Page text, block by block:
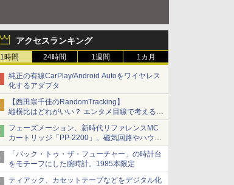
アクセスランキング
1時間 24時間 1週間 1カ月
純正の有線CarPlay/Android Autoをワイヤレス
化するアダプタ
【西田宗千佳のRandomTracking】
縦横比はどれがいい？ エンタメ目線で考える、
サムスン新「Galaxy Z Fold」
フェーズメーション、新時代リファレンスMC
カートリッジ「PP-2200」。磁気回路やハウジ
ングを根本から見直し
「バック・トゥ・ザ・フューチャー」の時計台
をモチーフにした腕時計。1985本限定
ティアック、カセットテープなどをデジタル化